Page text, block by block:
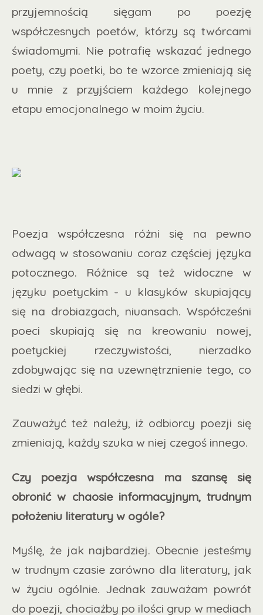
przyjemnością sięgam po poezję
współczesnych poetów, którzy są twórcami
świadomymi. Nie potrafię wskazać jednego
poety, czy poetki, bo te wzorce zmieniają się
u mnie z przyjściem każdego kolejnego
etapu emocjonalnego w moim życiu.
Poezja współczesna różni się na pewno
odwagą w stosowaniu coraz częściej języka
potocznego. Różnice są też widoczne w
języku poetyckim - u klasyków skupiający
się na drobiazgach, niuansach. Współcześni
poeci skupiają się na kreowaniu nowej,
poetyckiej rzeczywistości, nierzadko
zdobywając się na uzewnętrznienie tego, co
siedzi w głębi.
Zauważyć też należy, iż odbiorcy poezji się
zmieniają, każdy szuka w niej czegoś innego.
Czy poezja współczesna ma szansę się
obronić w chaosie informacyjnym, trudnym
położeniu literatury w ogóle?
Myślę, że jak najbardziej. Obecnie jesteśmy
w trudnym czasie zarówno dla literatury, jak
w życiu ogólnie. Jednak zauważam powrót
do poezji, chociażby po ilości grup w mediach